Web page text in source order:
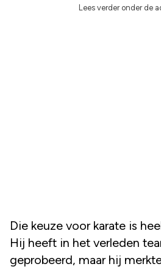
Lees verder onder de
Die keuze voor karate is
Hij heeft in het verleden
geprobeerd, maar hij